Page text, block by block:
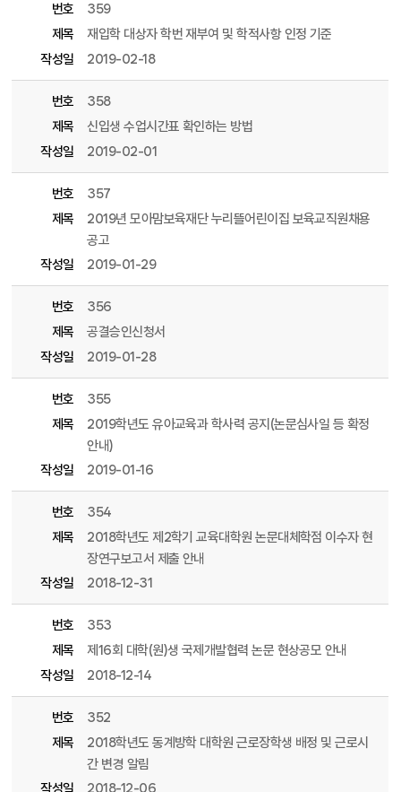
번호
359
제목
재입학 대상자 학번 재부여 및 학적사항 인정 기준
작성일
2019-02-18
번호
358
제목
신입생 수업시간표 확인하는 방법
작성일
2019-02-01
번호
357
제목
2019년 모아맘보육재단 누리뜰어린이집 보육교직원채용
공고
작성일
2019-01-29
번호
356
제목
공결승인신청서
작성일
2019-01-28
번호
355
제목
2019학년도 유아교육과 학사력 공지(논문심사일 등 확정
안내)
작성일
2019-01-16
번호
354
제목
2018학년도 제2학기 교육대학원 논문대체학점 이수자 현
장연구보고서 제출 안내
작성일
2018-12-31
번호
353
제목
제16회 대학(원)생 국제개발협력 논문 현상공모 안내
작성일
2018-12-14
번호
352
제목
2018학년도 동계방학 대학원 근로장학생 배정 및 근로시
간 변경 알림
작성일
2018-12-06